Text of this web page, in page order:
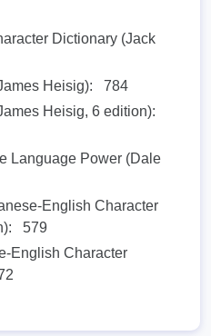
Dictionary (Jack
Heisig):
784
Heisig, 6 edition):
Language Power (Dale
English Character
579
English Character